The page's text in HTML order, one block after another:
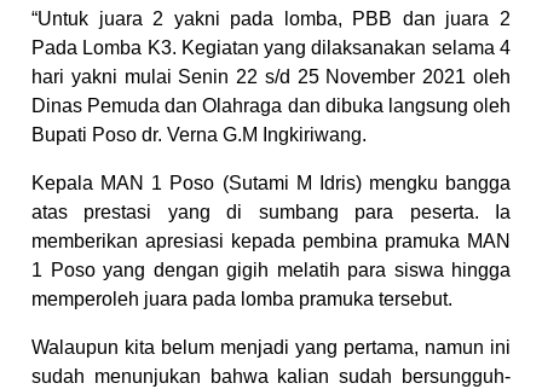
“Untuk juara 2 yakni pada lomba, PBB dan juara 2
Pada Lomba K3. Kegiatan yang dilaksanakan selama 4
hari yakni mulai Senin 22 s/d 25 November 2021 oleh
Dinas Pemuda dan Olahraga dan dibuka langsung oleh
Bupati Poso dr. Verna G.M Ingkiriwang.
Kepala MAN 1 Poso (Sutami M Idris) mengku bangga
atas prestasi yang di sumbang para peserta. Ia
memberikan apresiasi kepada pembina pramuka MAN
1 Poso yang dengan gigih melatih para siswa hingga
memperoleh juara pada lomba pramuka tersebut.
Walaupun kita belum menjadi yang pertama, namun ini
sudah menunjukan bahwa kalian sudah bersungguh-